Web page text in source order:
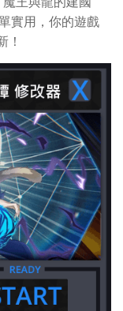
實用，你的遊戲
！